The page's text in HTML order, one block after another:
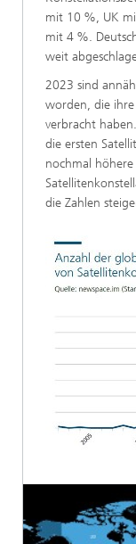
mit 10 %, UK
mit 4 %.
weit
2023 sind
worden, die
verbracht
die ersten
nochmal
die Zahlen